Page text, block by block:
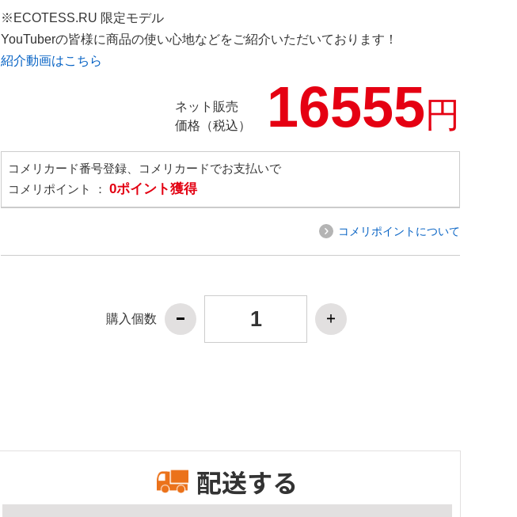
※ECOTESS.RU 限定モデル
YouTuberの皆様に商品の使い心地などをご紹介いただいております！
紹介動画はこちら
ネット販売
価格（税込）
16555円
コメリカード番号登録、コメリカードでお支払いで
コメリポイント ： 0ポイント獲得
コメリポイントについて
購入個数
配送する